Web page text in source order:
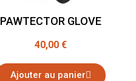
PAWTECTOR GLOVE
40,00 €
Ajouter au panier